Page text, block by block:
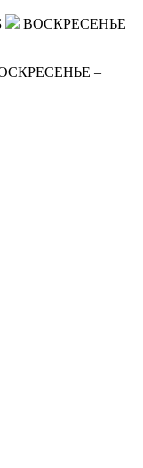
ВОСКРЕСЕНЬЕ
–